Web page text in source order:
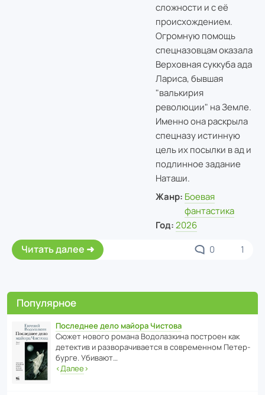
сложности и с её
происхождением.
Огромную помощь
спецназовцам оказала
Верховная суккуба ада
Лариса, бывшая
"валькирия
революции" на Земле.
Именно она раскрыла
спецназу истинную
цель их посылки в ад и
подлинное задание
Наташи.
Жанр: Боевая
фантастика
Год: 2026
Читать далее 0 1
Популярное
Последнее дело майора Чистова
Сюжет нового романа Водо­ла­з­кина пост­роен как
дете­ктив и разво­ра­чи­ва­ется в совре­менном Пете­р­
бурге. Убивают…
‹Далее›